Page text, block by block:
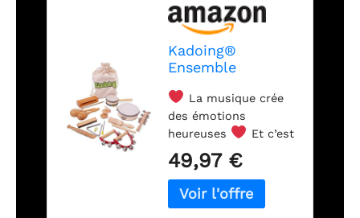
Kadoing®
Ensemble
Musique en Bois –
18 pièces –
Jouets Montessori
– Jouets
éducatifs en Bois
– Instruments
pour Enfants –
La musique crée
des émotions
heureuses
Et c’est
pareil pour les enfants
! La musique les aide
à développer leur
motricité et leur
49,97 €